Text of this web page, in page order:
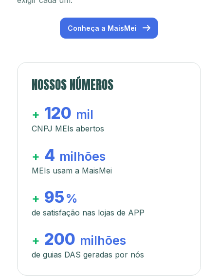
Conheça a MaisMei
NOSSOS NÚMEROS
+ 120 mil
CNPJ MEIs abertos
+ 4 milhões
MEIs usam a MaisMei
+ 95 %
de satisfação nas lojas de APP
+ 200 milhões
de guias DAS geradas por nós